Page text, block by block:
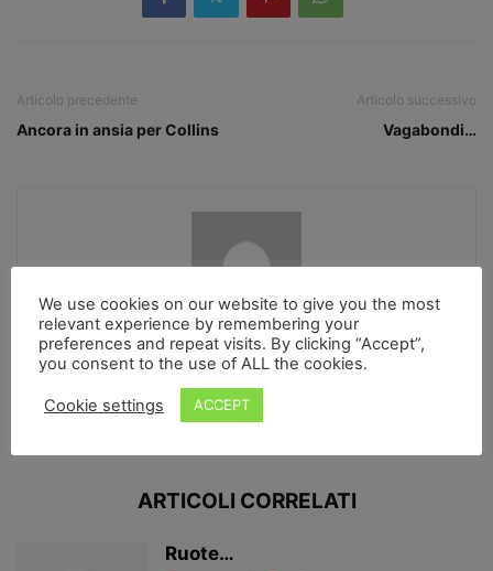
Articolo precedente
Ancora in ansia per Collins
Articolo successivo
Vagabondi…
Francesca de Carolis
https://www.laltrariva.net
ARTICOLI CORRELATI
Ruote…
We use cookies on our website to give you the most
relevant experience by remembering your
preferences and repeat visits. By clicking “Accept”,
you consent to the use of ALL the cookies.
Cookie settings ACCEPT